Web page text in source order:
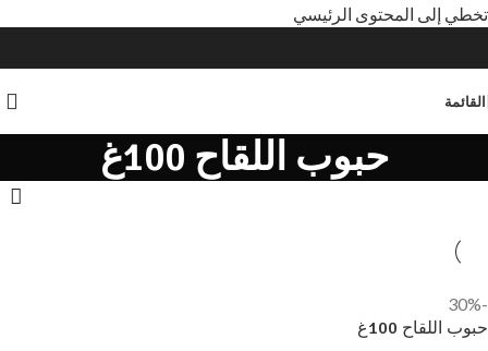
تخطي إلى المحتوى الرئيسي
القائمة
حبوب اللقاح 100غ
-30%
حبوب اللقاح 100غ